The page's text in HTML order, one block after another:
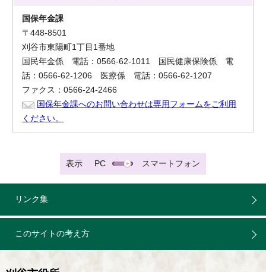
国保年金課
〒448-8501
刈谷市東陽町1丁目1番地
国民年金係 電話：0566-62-1011 国民健康保険係 電
話：0566-62-1206 医療係 電話：0566-62-1207
ファクス：0566-24-2466
国保年金課へのお問い合わせは専用フォームをご利用
ください。
表示 PC スマートフォン
リンク集
このサイトの考え方